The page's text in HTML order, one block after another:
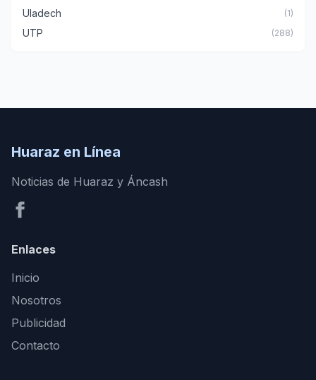
Uladech (1)
UTP (288)
Huaraz en Línea
Noticias de Huaraz y Áncash
Enlaces
Inicio
Nosotros
Publicidad
Contacto